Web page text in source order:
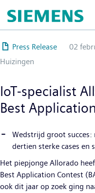
en
naar
de
inhoud
gaan
Press Release 02
Huizingen
IoT-specialist
Best
Wedstrijd groot
dertien sterke cases en
Het piepjonge Allorado
Best Application Contest
ook dit jaar op zoek ging